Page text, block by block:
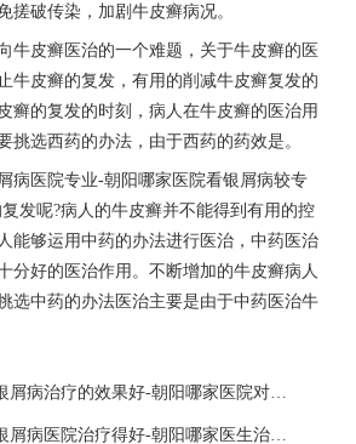
搓破传染，加剧牛皮癣病况。
皮癣医治的一个难题，关于牛皮癣的医
牛皮癣的复发，有用的削减牛皮癣复发的
癣的复发的时刻，病人在牛皮癣的医治用
挑选西药的办法，由于西药的药效是。
医院专业-朝阳哪家医院看银屑病较专
发呢?病人的牛皮癣并不能得到有用的控
能够运用中药的办法进行医治，中药医治
分好的医治作用。不断增加的牛皮癣病人
选中药的办法医治主要是由于中药医治牛
朝阳哪个银屑病治疗的效果好-朝阳哪家医院对看银屑病专业-冬季牛皮癣疾病为什么蔓延?
朝阳哪个银屑病医院治疗得好-朝阳哪家医生治疗银屑病专业-牛皮癣在生活中该怎样护理?